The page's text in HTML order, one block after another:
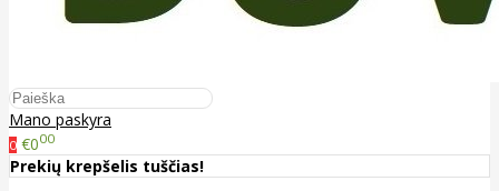
Mano paskyra
0 €000
Prekių krepšelis tuščias!